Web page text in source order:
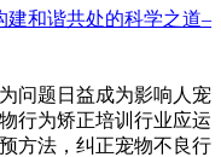
问题日益成为影响人宠
行为矫正培训行业应运
方法，纠正宠物不良行